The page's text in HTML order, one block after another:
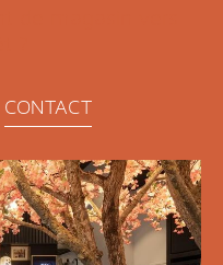
CONTACT